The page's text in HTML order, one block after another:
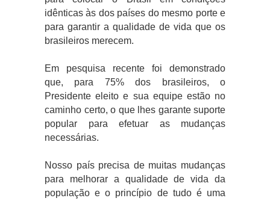
idênticas às dos países do mesmo porte e
para garantir a qualidade de vida que os
brasileiros merecem.
Em pesquisa recente foi demonstrado
que, para 75% dos brasileiros, o
Presidente eleito e sua equipe estão no
caminho certo, o que lhes garante suporte
popular para efetuar as mudanças
necessárias.
Nosso país precisa de muitas mudanças
para melhorar a qualidade de vida da
população e o princípio de tudo é uma